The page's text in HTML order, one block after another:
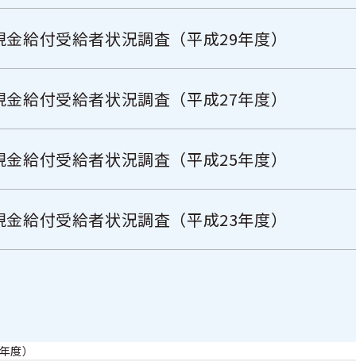
金給付受給者状況調査（平成29年度）
金給付受給者状況調査（平成27年度）
金給付受給者状況調査（平成25年度）
金給付受給者状況調査（平成23年度）
度）